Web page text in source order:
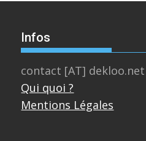
Infos
contact [AT] dekloo.net
Qui quoi ?
Mentions Légales